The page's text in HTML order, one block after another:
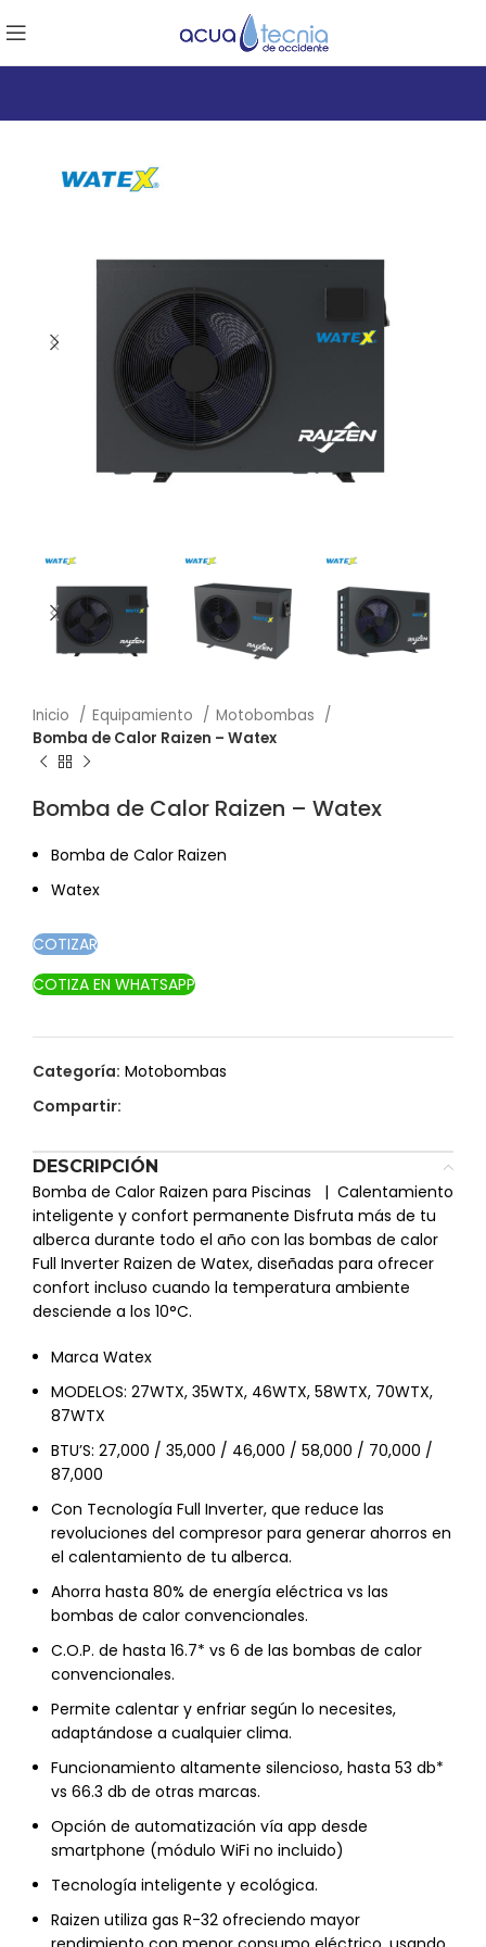
Inicio Equipamiento
Motobombas
Bomba de Calor Raizen – Watex
Bomba de Calor Raizen – Watex
Bomba de Calor Raizen
Watex
COTIZAR
COTIZA EN WHATSAPP
Categoría: Motobombas
Compartir:
DESCRIPCIÓN
Bomba de Calor Raizen para Piscinas | Calentamiento
inteligente y confort permanente Disfruta más de tu
alberca durante todo el año con las bombas de calor
Full Inverter Raizen de Watex, diseñadas para ofrecer
confort incluso cuando la temperatura ambiente
desciende a los 10°C.
Marca Watex
MODELOS: 27WTX, 35WTX, 46WTX, 58WTX, 70WTX,
87WTX
BTU’S: 27,000 / 35,000 / 46,000 / 58,000 / 70,000 /
87,000
Con Tecnología Full Inverter, que reduce las
revoluciones del compresor para generar ahorros en
el calentamiento de tu alberca.
Ahorra hasta 80% de energía eléctrica vs las
bombas de calor convencionales.
C.O.P. de hasta 16.7* vs 6 de las bombas de calor
convencionales.
Permite calentar y enfriar según lo necesites,
adaptándose a cualquier clima.
Funcionamiento altamente silencioso, hasta 53 db*
vs 66.3 db de otras marcas.
Opción de automatización vía app desde
smartphone (módulo WiFi no incluido)
Tecnología inteligente y ecológica.
Raizen utiliza gas R-32 ofreciendo mayor